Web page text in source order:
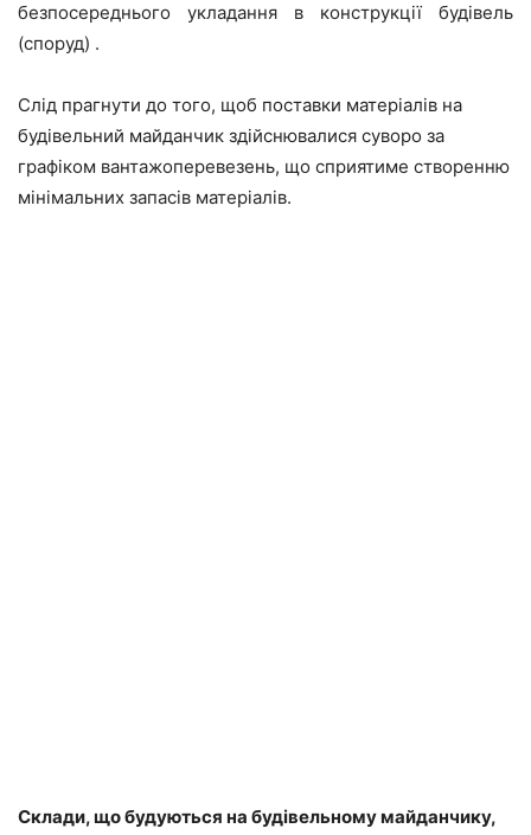
безпосереднього укладання в конструкції будівель
(споруд) .
Слід прагнути до того, щоб поставки матеріалів на
будівельний майданчик здійснювалися суворо за
графіком вантажоперевезень, що сприятиме створенню
мінімальних запасів матеріалів.
Склади, що будуються на будівельному майданчику,